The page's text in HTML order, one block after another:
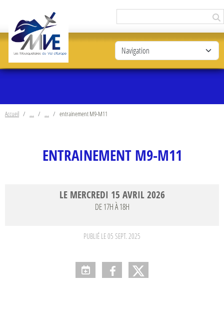
Accueil entrainement M9-M11
ENTRAINEMENT M9-M11
LE MERCREDI 15 AVRIL 2026
DE 17H À 18H
PUBLIÉ LE05 SEPT. 2025